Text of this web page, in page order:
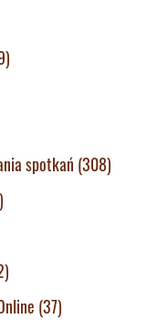
spotkań (308)
(37)